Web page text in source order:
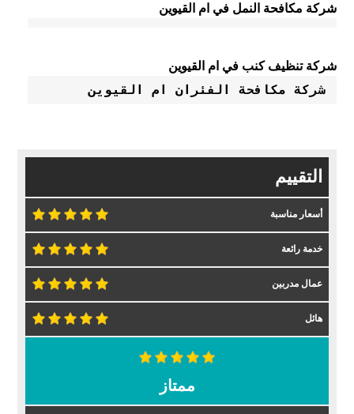
شركة مكافحة النمل في ام القيوين
شركة تنظيف كنب في ام القيوين
شركة مكافحة الفئران ام القيوين
التقييم
أسعار مناسبة
خدمة رائعة
عمال مدربين
هائل
ممتاز